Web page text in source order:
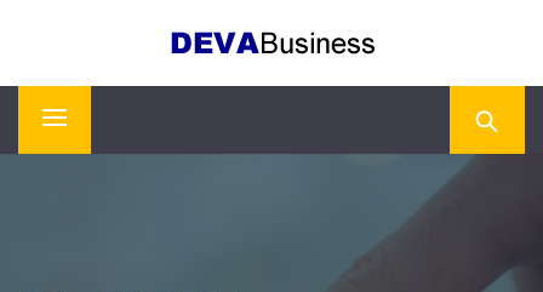
DEVA BUSINESS
Primary